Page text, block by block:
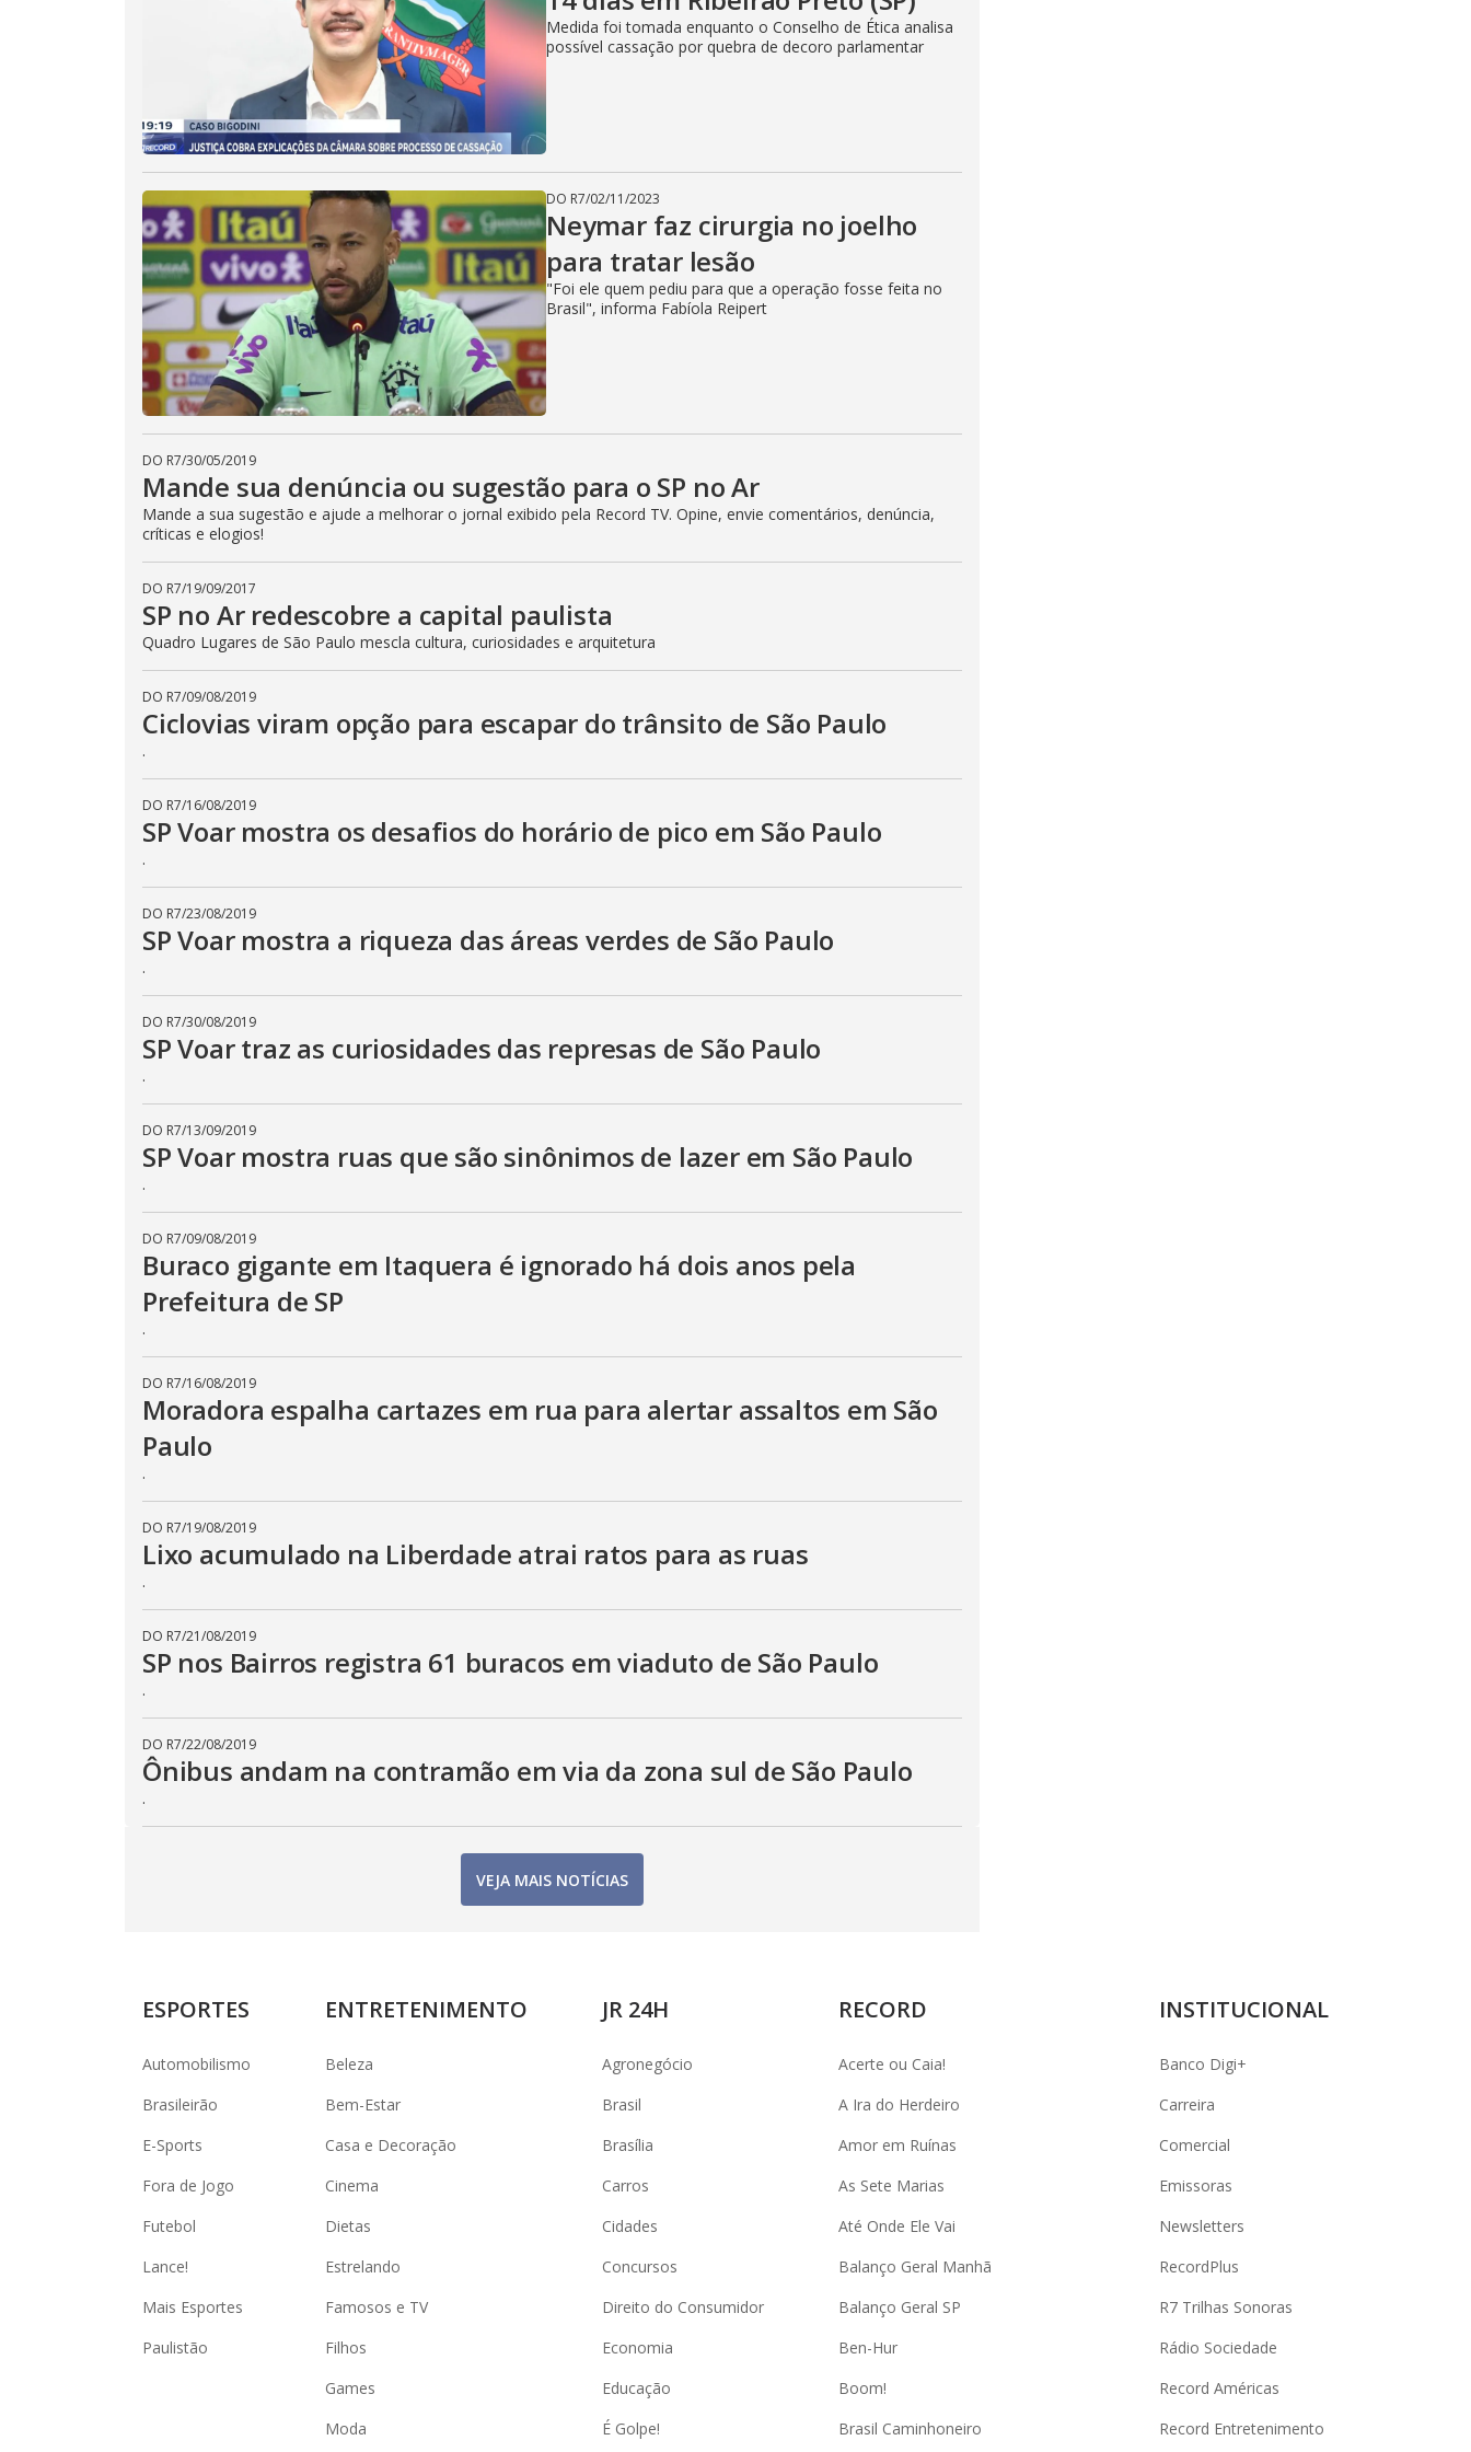
d
e
o
Medida foi tomada enquanto o Conselho de Ética analisa
possível cassação por quebra de decoro parlamentar
DO R7/02/11/2023
Neymar faz cirurgia no joelho
para tratar lesão
"Foi ele quem pediu para que a operação fosse feita no
Brasil", informa Fabíola Reipert
DO R7/30/05/2019
Mande sua denúncia ou sugestão para o SP no Ar
Mande a sua sugestão e ajude a melhorar o jornal exibido pela Record TV. Opine, envie comentários, denúncia,
críticas e elogios!
DO R7/19/09/2017
SP no Ar redescobre a capital paulista
Quadro Lugares de São Paulo mescla cultura, curiosidades e arquitetura
DO R7/09/08/2019
Ciclovias viram opção para escapar do trânsito de São Paulo
.
DO R7/16/08/2019
SP Voar mostra os desafios do horário de pico em São Paulo
.
DO R7/23/08/2019
SP Voar mostra a riqueza das áreas verdes de São Paulo
.
DO R7/30/08/2019
SP Voar traz as curiosidades das represas de São Paulo
.
DO R7/13/09/2019
SP Voar mostra ruas que são sinônimos de lazer em São Paulo
.
DO R7/09/08/2019
Buraco gigante em Itaquera é ignorado há dois anos pela
Prefeitura de SP
.
DO R7/16/08/2019
Moradora espalha cartazes em rua para alertar assaltos em São
Paulo
.
DO R7/19/08/2019
Lixo acumulado na Liberdade atrai ratos para as ruas
.
DO R7/21/08/2019
SP nos Bairros registra 61 buracos em viaduto de São Paulo
.
DO R7/22/08/2019
Ônibus andam na contramão em via da zona sul de São Paulo
.
VEJA MAIS NOTÍCIAS
ESPORTES
Automobilismo
Brasileirão
E-Sports
Fora de Jogo
Futebol
Lance!
Mais Esportes
Paulistão
ENTRETENIMENTO
Beleza
Bem-Estar
Casa e Decoração
Cinema
Dietas
Estrelando
Famosos e TV
Filhos
Games
Moda
JR 24H
Agronegócio
Brasil
Brasília
Carros
Cidades
Concursos
Direito do Consumidor
Economia
Educação
É Golpe!
RECORD
Acerte ou Caia!
A Ira do Herdeiro
Amor em Ruínas
As Sete Marias
Até Onde Ele Vai
Balanço Geral Manhã
Balanço Geral SP
Ben-Hur
Boom!
Brasil Caminhoneiro
INSTITUCIONAL
Banco Digi+
Carreira
Comercial
Emissoras
Newsletters
RecordPlus
R7 Trilhas Sonoras
Rádio Sociedade
Record Américas
Record Entretenimento